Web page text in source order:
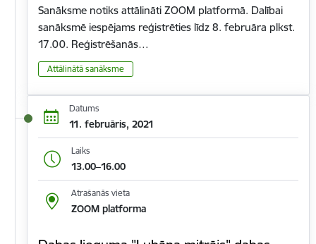
Sanāksme notiks attālināti ZOOM platformā. Dalībai
sanāksmē iespējams reģistrēties līdz 8. februāra plkst.
17.00. Reģistrēšanās…
Attālinātā sanāksme
Datums
11. februāris, 2021
Laiks
13.00–16.00
Atrašanās vieta
ZOOM platforma